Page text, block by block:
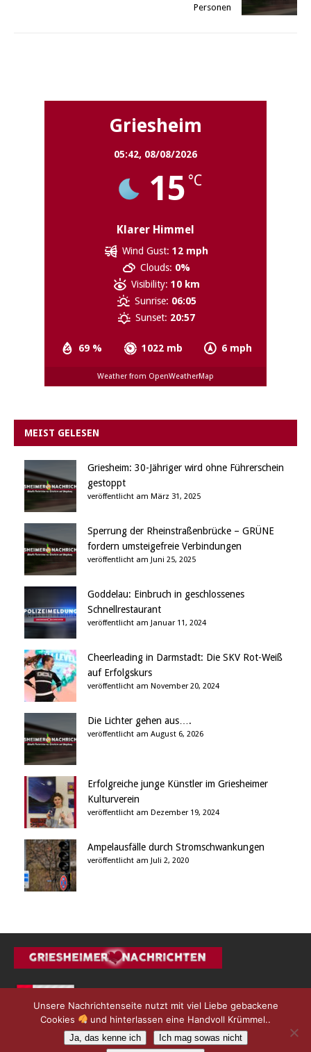
Personen
Griesheim
05:42, 08/08/2026
15 °C
Klarer Himmel
69 % 1022 mb 6 mph
Wind Gust: 12 mph
Clouds: 0%
Visibility: 10 km
Sunrise: 06:05
Sunset: 20:57
Weather from OpenWeatherMap
MEIST GELESEN
Griesheim: 30-Jähriger wird ohne Führerschein
gestoppt
veröffentlicht am März 31, 2025
Sperrung der Rheinstraßenbrücke – GRÜNE
fordern umsteigefreie Verbindungen
veröffentlicht am Juni 25, 2025
Goddelau: Einbruch in geschlossenes
Schnellrestaurant
veröffentlicht am Januar 11, 2024
Cheerleading in Darmstadt: Die SKV Rot-Weiß
auf Erfolgskurs
veröffentlicht am November 20, 2024
Die Lichter gehen aus….
veröffentlicht am August 6, 2026
Erfolgreiche junge Künstler im Griesheimer
Kulturverein
veröffentlicht am Dezember 19, 2024
Ampelausfälle durch Stromschwankungen
veröffentlicht am Juli 2, 2020
Unsere Nachrichtenseite nutzt mit viel Liebe gebackene
Cookies
und hinterlassen eine Handvoll Krümmel..
Ja, das kenne ich
Ich mag sowas nicht